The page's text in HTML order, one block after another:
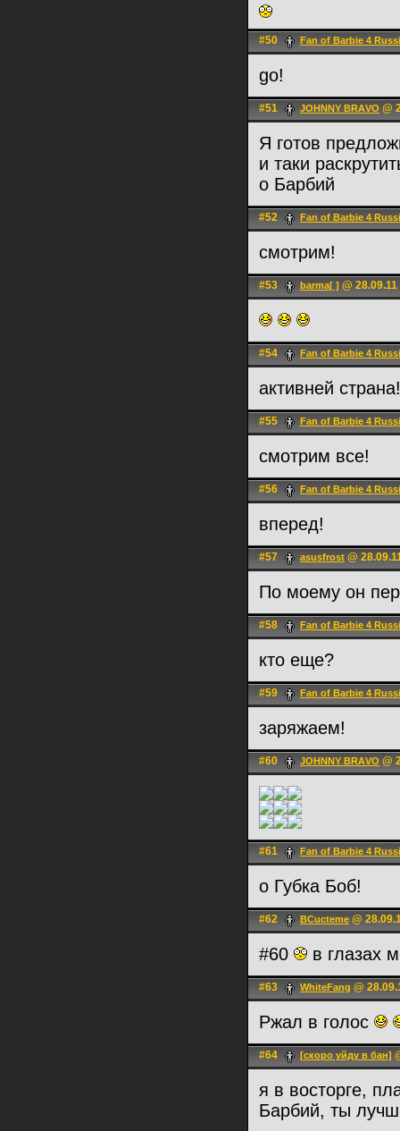
#50 Fan of Barbie 4
go!
#51 JOHNNY BRАVO @
Я готов
и таки
о Барбий
#52 Fan of Barbie 4
смотрим!
#53 barma[ ] @
#54 Fan of Barbie 4
активней страна!
#55 Fan of Barbie 4
смотрим все!
#56 Fan of Barbie 4
вперед!
#57 asusfrost @
По моему он
#58 Fan of Barbie 4
кто еще?
#59 Fan of Barbie 4
заряжаем!
#60 JOHNNY BRАVO @
#61 Fan of Barbie 4
о Губка Боб!
#62 BCucteme @
#60 в глазах
#63 WhiteFаng @
Ржал в голос
#64 [скоро уйду в бан]
я в восторге,
Барбий, ты